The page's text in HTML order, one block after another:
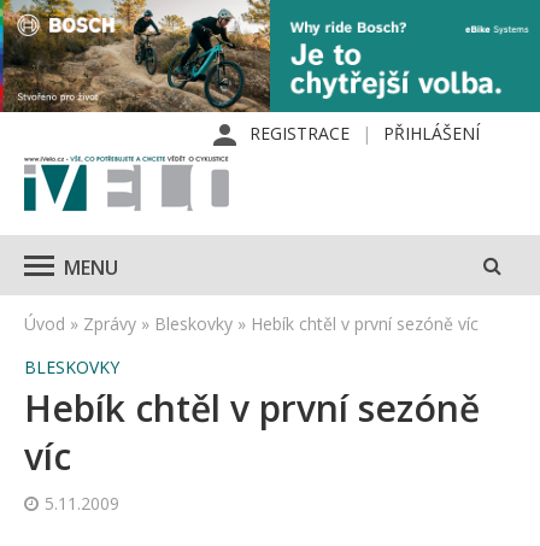
REGISTRACE PŘIHLÁŠENÍ
MENU
Úvod » Zprávy » Bleskovky » Hebík chtěl v první sezóně víc
BLESKOVKY
Hebík chtěl v první sezóně
víc
5.11.2009